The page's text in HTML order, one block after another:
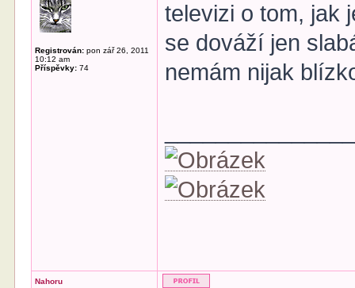
Registrován: pon zář 26, 2011
10:12 am
Příspěvky: 74
televizi o tom, jak
se dováží jen
nemám nijak
Nahoru